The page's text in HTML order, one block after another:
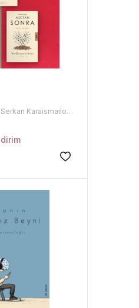
M. Ali Karaismailoğlu, Serkan Karaismailoğlu